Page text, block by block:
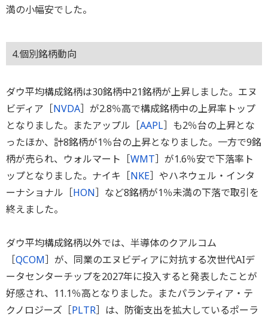
満の小幅安でした。
4.個別銘柄動向
ダウ平均構成銘柄は30銘柄中21銘柄が上昇しました。エヌ
ビディア［NVDA］が2.8％高で構成銘柄中の上昇率トップ
となりました。またアップル［AAPL］も2％台の上昇とな
ったほか、計8銘柄が1％台の上昇となりました。一方で9銘
柄が売られ、ウォルマート［WMT］が1.6％安で下落率ト
ップとなりました。ナイキ［NKE］やハネウェル・インタ
ーナショナル［HON］など8銘柄が1％未満の下落で取引を
終えました。
ダウ平均構成銘柄以外では、半導体のクアルコム
［QCOM］が、同業のエヌビディアに対抗する次世代AIデ
ータセンターチップを2027年に投入すると発表したことが
好感され、11.1％高となりました。またパランティア・テ
クノロジーズ［PLTR］は、防衛支出を拡大しているポーラ